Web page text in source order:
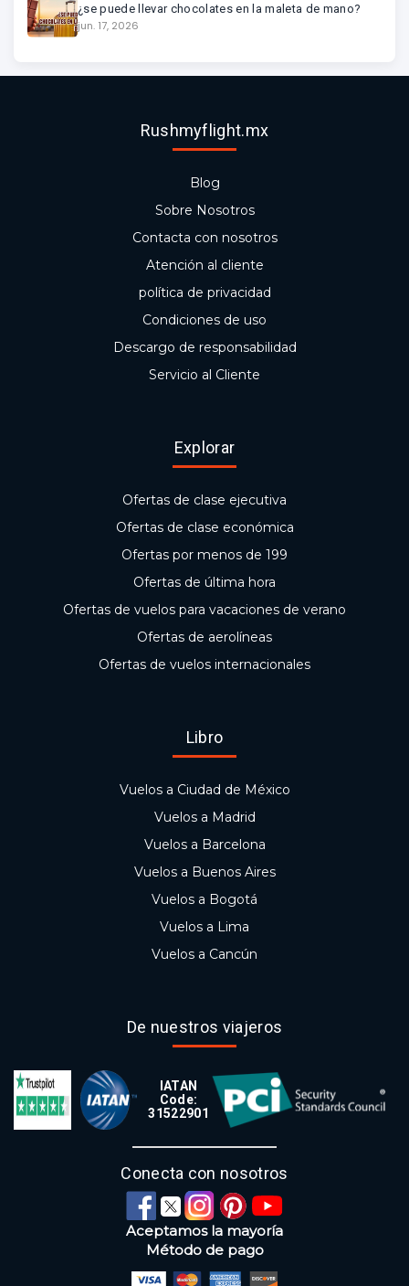
¿se puede llevar chocolates en la maleta de mano?
jun. 17, 2026
Rushmyflight.mx
Blog
Sobre Nosotros
Contacta con nosotros
Atención al cliente
política de privacidad
Condiciones de uso
Descargo de responsabilidad
Servicio al Cliente
Explorar
Ofertas de clase ejecutiva
Ofertas de clase económica
Ofertas por menos de 199
Ofertas de última hora
Ofertas de vuelos para vacaciones de verano
Ofertas de aerolíneas
Ofertas de vuelos internacionales
Libro
Vuelos a Ciudad de México
Vuelos a Madrid
Vuelos a Barcelona
Vuelos a Buenos Aires
Vuelos a Bogotá
Vuelos a Lima
Vuelos a Cancún
De nuestros viajeros
IATAN
Code:
31522901
Conecta con nosotros
Aceptamos la mayoría
Método de pago